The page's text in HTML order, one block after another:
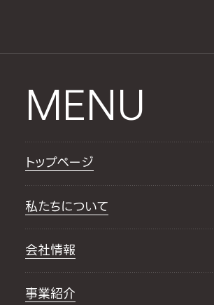
MENU
トップページ
私たちについて
会社情報
事業紹介